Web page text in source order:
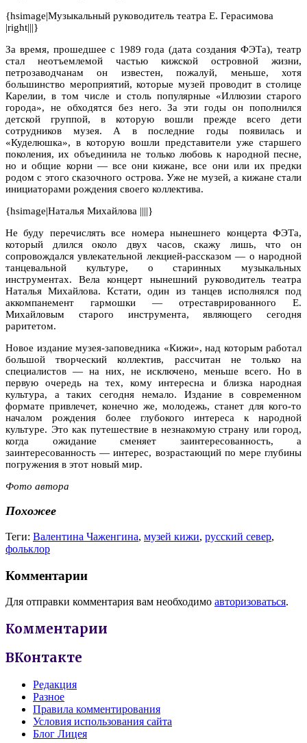
{hsimage|Музыкальный руководитель театра Е. Герасимова
|right|||}
За время, прошедшее с 1989 года (дата создания ФЭТа), театр
стал неотъемлемой частью кижской островной жизни,
петрозаводчанам он известен, пожалуй, меньше, хотя
большинство мероприятий, которые музей проводит в столице
Карелии, в том числе и столь популярные «Иллюзии старого
города», не обходятся без него. За эти годы он пополнился
детской группой, в которую вошли прежде всего дети
сотрудников музея. А в последние годы появилась и
«Куделюшка», в которую вошли представители уже старшего
поколения, их объединила не только любовь к народной песне,
но и общие корни — все они кижане, все они или их предки
родом с этого сказочного острова. Уже не музей, а кижане стали
инициаторами рождения своего коллектива.
{hsimage|Наталья Михайлова ||||}
Не буду перечислять все номера нынешнего концерта ФЭТа,
который длился около двух часов, скажу лишь, что он
сопровождался увлекательной лекцией-рассказом — о народной
танцевальной культуре, о старинных музыкальных
инструментах. Вела концерт нынешний руководитель театра
Наталья Михайлова. Кстати, один из танцев исполнялся под
аккомпанемент гармошки — отреставрированного Е.
Михайловым старого инструмента, являющего сегодня
раритетом.
Новое издание музея-заповедника «Кижи», над которым работал
большой творческий коллектив, рассчитан не только на
специалистов — на них, не исключено, меньше всего. Но в
первую очередь на тех, кому интересна и близка народная
культура, а таких сегодня немало. Издание в современном
формате привлечет, конечно же, молодежь, станет для кого-то
началом рождения более глубокого интереса к народной
культуре. Это как путешествие в незнакомую страну или город,
когда ожидание сменяет заинтересованность, а
заинтересованность — интерес, возрастающий по мере глубины
погружения в этот новый мир.
Фото автора
Похожее
Теги: Валентина Чаженгина, музей кижи, русский север,
фольклор
Комментарии
Для отправки комментария вам необходимо авторизоваться.
Комментарии
ВКонтакте
Редакция
Разное
Правила комментирования
Условия использования сайта
Блог Лицея